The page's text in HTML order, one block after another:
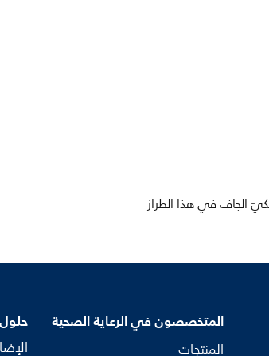
الجاف في هذا الطراز
المتخصصون في الرعاية الصحية
المنتجات